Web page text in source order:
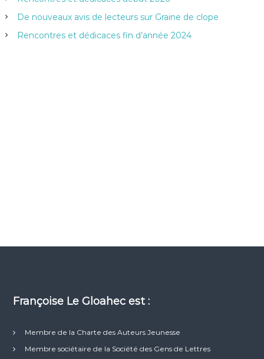
r
:
De nouveaux avis de lecteurs sur Graine de clope
Rencontres et dédicaces fin d’année 2024
Françoise Le Gloahec est :
Membre de la Charte des Auteurs Jeunesse
Membre sociétaire de la Société des Gens de Lettres